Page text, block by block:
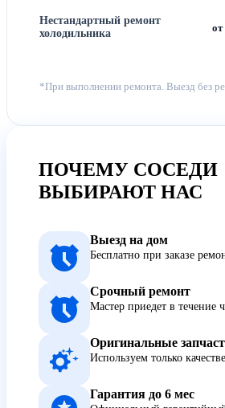
Нестандартный ремонт
холодильника
*При выполнении ремонта. Выезд без
ПОЧЕМУ СОСЕДИ
ВЫБИРАЮТ НАС
Выезд на дом
Бесплатно при заказе
Срочный ремонт
Мастер приедет в течение
Оригинальные
Используем только
Гарантия до 6 мес